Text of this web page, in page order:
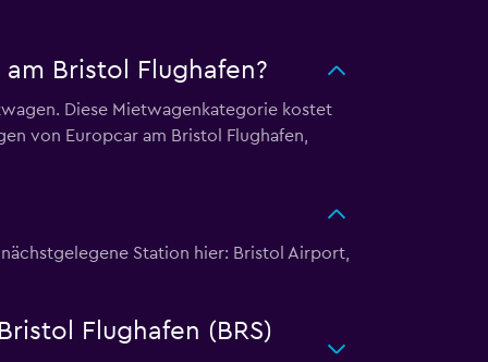
Bristol Flughafen?
Diese Mietwagenkategorie kostet
von Europcar am Bristol Flughafen,
Station hier: Bristol Airport,
Flughafen (BRS)